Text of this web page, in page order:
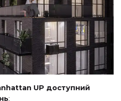
UP доступний
: